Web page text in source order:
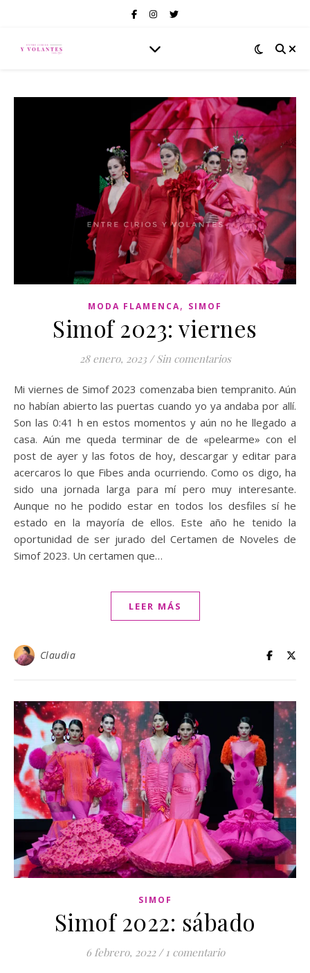
MODA FLAMENCA, SIMOF
Simof 2023: viernes
28 enero, 2023 / Sin comentarios
Mi viernes de Simof 2023 comenzaba bien tempranito. Aún
no habían abierto las puertas cuando yo ya andaba por allí.
Son las 0:41 h en estos momentos y aún no he llegado a
casa. Aún me queda terminar de de «pelearme» con el
post de ayer y las fotos de hoy, descargar y editar para
acercaros lo que Fibes anda ocurriendo. Como os digo, ha
sido una jornada larga para mí pero muy interesante.
Aunque no he podido estar en todos los desfiles sí he
estado en la mayoría de ellos. Este año he tenido la
oportunidad de ser jurado del Certamen de Noveles de
Simof 2023. Un certamen que…
LEER MÁS
Claudia
SIMOF
Simof 2022: sábado
6 febrero, 2022 / 1 comentario